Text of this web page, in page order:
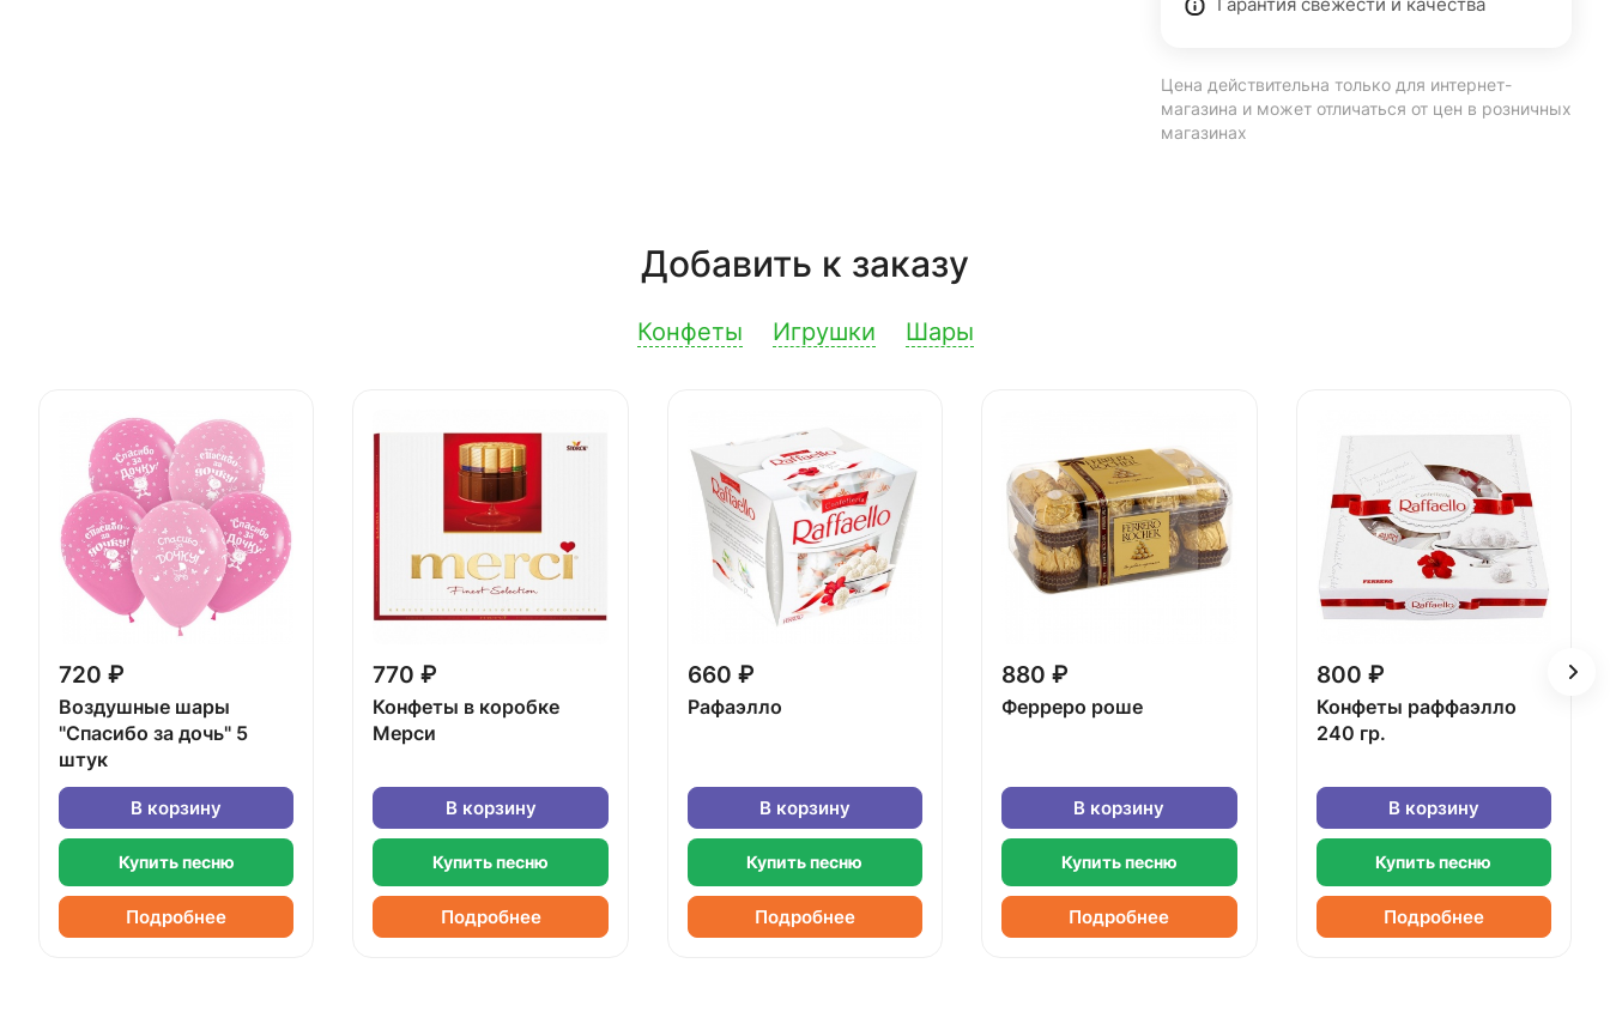
Гарантия свежести и качества
Цена действительна только для интернет-
магазина и может отличаться от цен в розничных
магазинах
Добавить к заказу
Конфеты Игрушки Шары
720 ₽
Воздушные шары
"Спасибо за дочь" 5
штук
В корзину
Купить песню
Подробнее
770 ₽
Конфеты в коробке
Мерси
В корзину
Купить песню
Подробнее
660 ₽
Рафаэлло
В корзину
Купить песню
Подробнее
880 ₽
Ферреро роше
В корзину
Купить песню
Подробнее
800 ₽
Конфеты раффаэлло
240 гр.
В корзину
Купить песню
Подробнее